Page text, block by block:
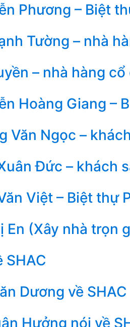
Phương – Biệt
Tường – nhà
– nhà hàng
Hoàng Giang –
Văn Ngọc –
Đức – khách
Việt – Biệt thự
En (Xây nhà trọn
SHAC
Dương về SHAC
Hưởng nói về